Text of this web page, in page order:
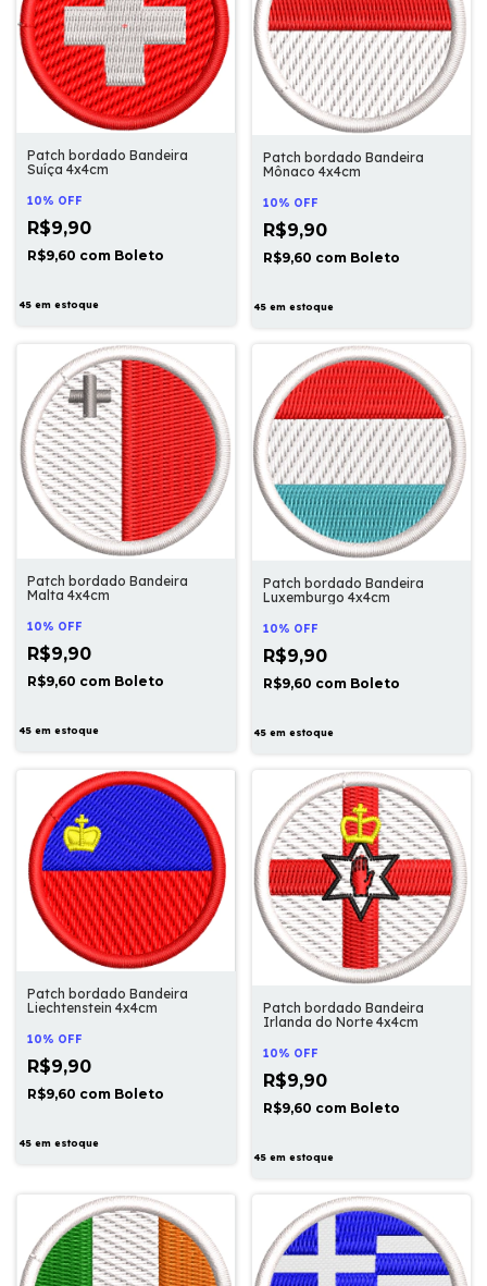
Patch bordado Bandeira
Suíça 4x4cm
10% OFF
R$9,90
R$9,60 com Boleto
45em estoque
Patch bordado Bandeira
Mônaco 4x4cm
10% OFF
R$9,90
R$9,60 com Boleto
45 em estoque
Patch bordado Bandeira
Malta 4x4cm
10% OFF
R$9,90
R$9,60 com Boleto
45em estoque
Patch bordado Bandeira
Luxemburgo 4x4cm
10% OFF
R$9,90
R$9,60 com Boleto
45 em estoque
Patch bordado Bandeira
Liechtenstein 4x4cm
10% OFF
R$9,90
R$9,60 com Boleto
45em estoque
Patch bordado Bandeira
Irlanda do Norte 4x4cm
10% OFF
R$9,90
R$9,60 com Boleto
45 em estoque